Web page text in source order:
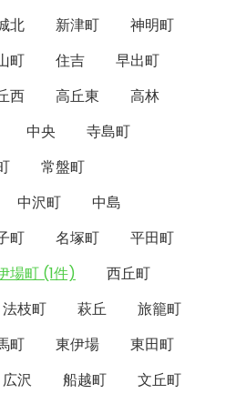
北 新津町
神明町
町 住吉
早出町
西 高丘東
高林
中央
寺島町
常盤町
中沢町
中島
町 名塚町
平田町
場町 (1件)
西丘町
法枝町 萩丘
旅籠町
町 東伊場
東田町
広沢 船越町
文丘町